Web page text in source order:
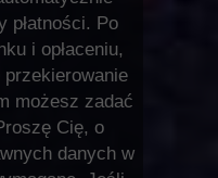
płatności. Po
i opłaceniu,
możesz zadać
Cię, o
danych w